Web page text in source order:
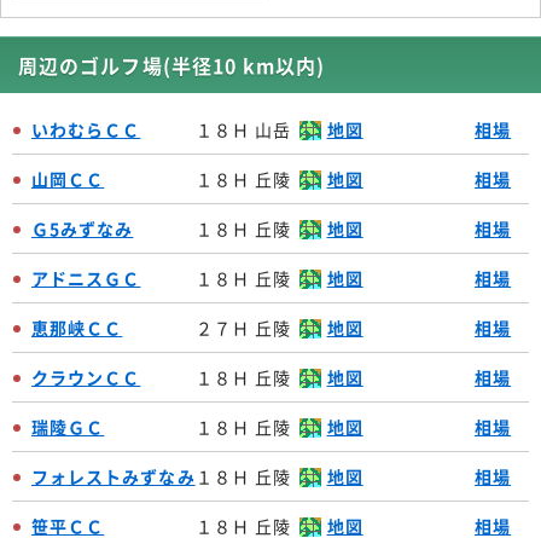
周辺のゴルフ場(半径10 km以内)
いわむらＣＣ １８Ｈ 山岳 地図 相場
山岡ＣＣ １８Ｈ 丘陵 地図 相場
Ｇ5みずなみ １８Ｈ 丘陵 地図 相場
アドニスＧＣ １８Ｈ 丘陵 地図 相場
恵那峡ＣＣ ２７Ｈ 丘陵 地図 相場
クラウンＣＣ １８Ｈ 丘陵 地図 相場
瑞陵ＧＣ １８Ｈ 丘陵 地図 相場
フォレストみずなみ １８Ｈ 丘陵 地図 相場
笹平ＣＣ １８Ｈ 丘陵 地図 相場